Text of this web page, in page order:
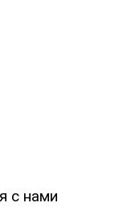
с нами